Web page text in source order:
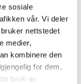
sosiale
vår. Vi deler
nettstedet
medier,
kombinere den
for dem,
bruk av